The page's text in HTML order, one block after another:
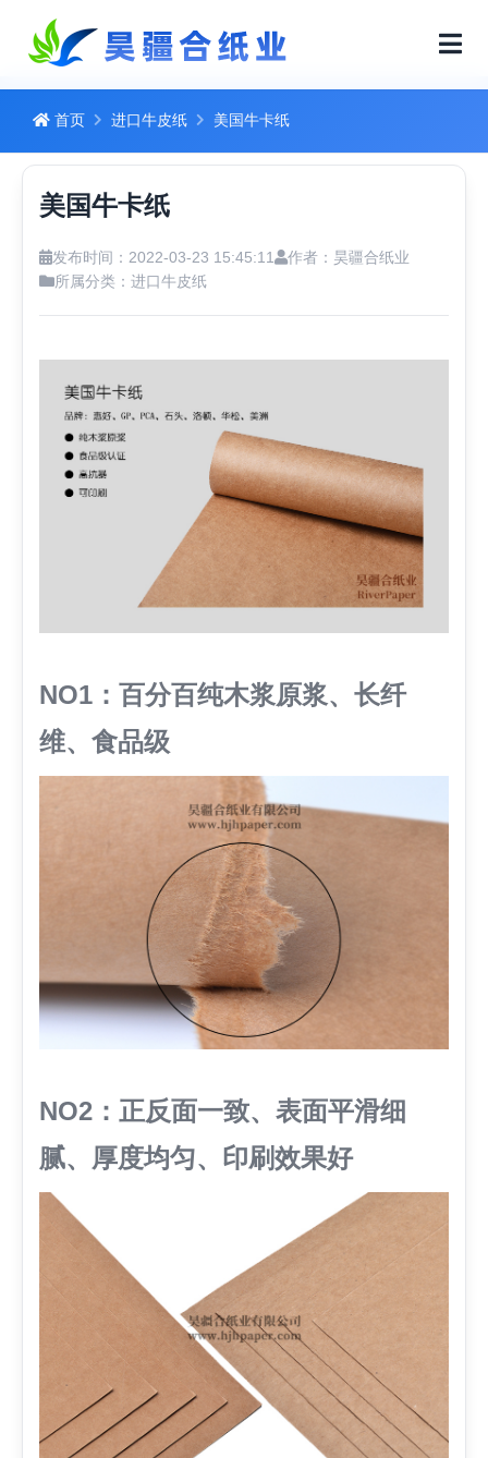
首页 进口牛皮纸 美国牛卡纸
美国牛卡纸
发布时间：2022-03-23 15:45:11
作者：昊疆合纸业
所属分类： 进口牛皮纸
NO1：百分百纯木浆原浆、长纤
维、食品级
NO2：正反面一致、表面平滑细
腻、厚度均匀、印刷效果好